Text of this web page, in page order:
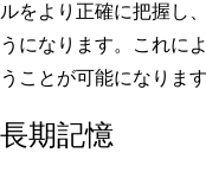
ルをより正確に把握し
うになります。これに
うことが可能になります
長期記憶